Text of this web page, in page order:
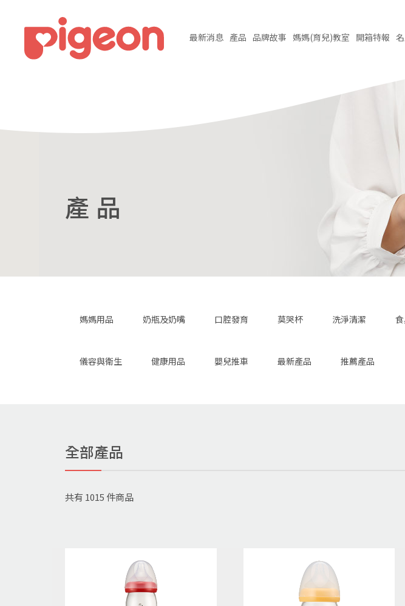
最新消息 產品 品牌故事 媽媽(育兒)教室 開箱特報
產 品
媽媽用品 奶瓶及奶嘴 口腔發育 莫哭杯 洗淨清潔
儀容與衛生 健康用品 嬰兒推車 最新產品 推薦產品
全部產品
共有 1015 件商品